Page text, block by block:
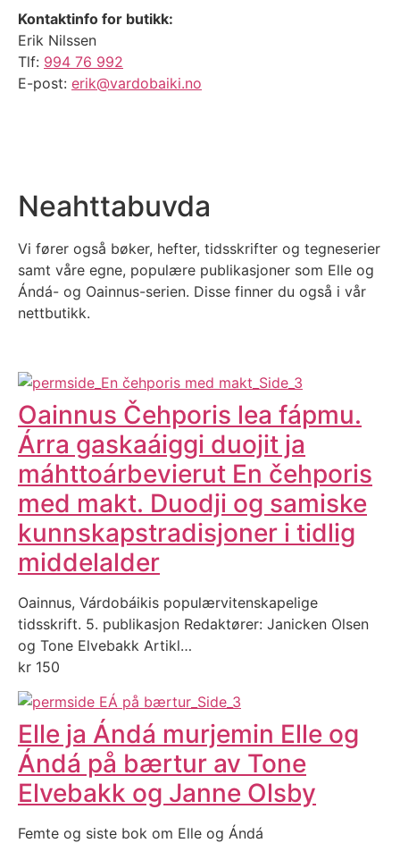
Kontaktinfo for butikk:
Erik Nilssen
Tlf: 994 76 992
E-post: erik@vardobaiki.no
Neahttabuvda
Vi fører også bøker, hefter, tidsskrifter og tegneserier
samt våre egne, populære publikasjoner som Elle og
Ándá- og Oainnus-serien. Disse finner du også i vår
nettbutikk.
Oainnus Čehporis lea fápmu.
Árra gaskaáiggi duojit ja
máhttoárbevierut En čehporis
med makt. Duodji og samiske
kunnskapstradisjoner i tidlig
middelalder
Oainnus, Várdobáikis populærvitenskapelige
tidsskrift. 5. publikasjon Redaktører: Janicken Olsen
og Tone Elvebakk Artikl…
kr 150
Elle ja Ándá murjemin Elle og
Ándá på bærtur av Tone
Elvebakk og Janne Olsby
Femte og siste bok om Elle og Ándá